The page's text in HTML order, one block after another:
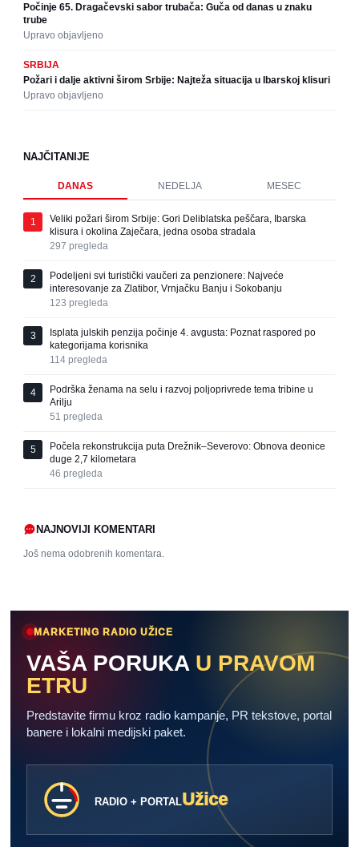
Počinje 65. Dragačevski sabor trubača: Guča od danas u znaku
trube
Upravo objavljeno
SRBIJA
Požari i dalje aktivni širom Srbije: Najteža situacija u Ibarskoj klisuri
Upravo objavljeno
NAJČITANIJE
DANAS NEDELJA MESEC
1
Veliki požari širom Srbije: Gori Deliblatska peščara, Ibarska
klisura i okolina Zaječara, jedna osoba stradala
297 pregleda
2
Podeljeni svi turistički vaučeri za penzionere: Najveće
interesovanje za Zlatibor, Vrnjačku Banju i Sokobanju
123 pregleda
3
Isplata julskih penzija počinje 4. avgusta: Poznat raspored po
kategorijama korisnika
114 pregleda
4
Podrška ženama na selu i razvoj poljoprivrede tema tribine u
Arilju
51 pregleda
5
Počela rekonstrukcija puta Drežnik–Severovo: Obnova deonice
duge 2,7 kilometara
46 pregleda
NAJNOVIJI KOMENTARI
Još nema odobrenih komentara.
MARKETING RADIO UŽICE
VAŠA PORUKA U PRAVOM
ETRU
Predstavite firmu kroz radio kampanje, PR tekstove, portal
banere i lokalni medijski paket.
RADIO + PORTALUžice